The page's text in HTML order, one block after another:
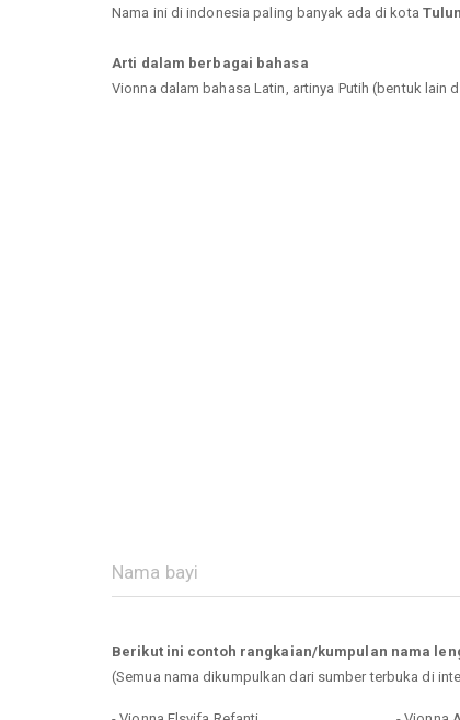
Nama ini di indonesia paling banyak ada di kota
Arti dalam berbagai bahasa
Vionna dalam bahasa Latin, artinya Putih (bentuk lain
Berikut ini contoh rangkaian/kumpulan nama
(Semua nama dikumpulkan dari sumber terbuka di